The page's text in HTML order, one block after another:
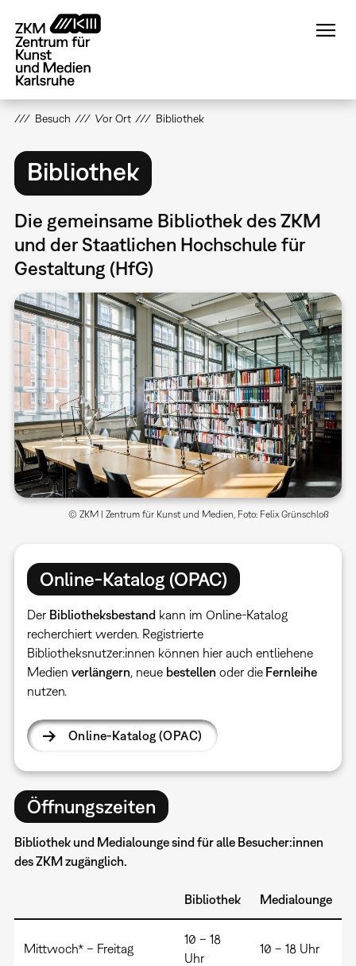
zum
Inhalt
Besuch Vor Ort Bibliothek
Bibliothek
Die gemeinsame Bibliothek des ZKM
und der Staatlichen Hochschule für
Gestaltung (HfG)
© ZKM | Zentrum für Kunst und Medien, Foto: Felix Grünschloß
Online-Katalog (OPAC)
Der Bibliotheksbestandkann im Online-Katalog
recherchiert werden. Registrierte
Bibliotheksnutzer:innen können hier auch entliehene
Medien verlängern, neue bestellen oder dieFernleihe
nutzen.
Online-Katalog (OPAC)
Öffnungszeiten
Bibliothek und Medialounge sind für alle Besucher:innen
des ZKM zugänglich.
Bibliothek Medialounge
Mittwoch* – Freitag
10 – 18
Uhr
10 – 18 Uhr